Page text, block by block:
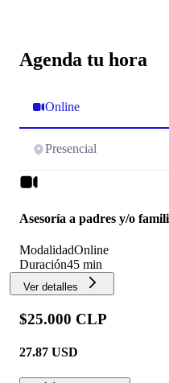
Agenda tu hora
Online
Presencial
Asesoría a padres y/o
ModalidadOnline
Duración45 min
Ver detalles
$25.000 CLP
27.87 USD